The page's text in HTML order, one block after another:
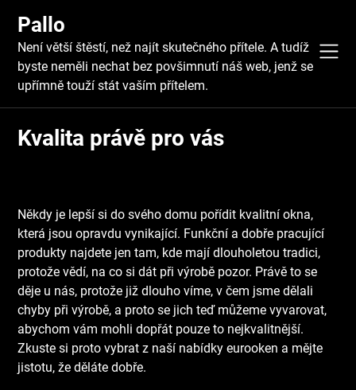
content
Pallo
Není větší štěstí, než najít skutečného přítele. A tudíž
byste neměli nechat bez povšimnutí náš web, jenž se
upřímně touží stát vaším přítelem.
Kvalita právě pro vás
Někdy je lepší si do svého domu pořídit kvalitní okna,
která jsou opravdu vynikající. Funkční a dobře pracující
produkty najdete jen tam, kde mají dlouholetou tradici,
protože vědí, na co si dát při výrobě pozor. Právě to se
děje u nás, protože již dlouho víme, v čem jsme dělali
chyby při výrobě, a proto se jich teď můžeme vyvarovat,
abychom vám mohli dopřát pouze to nejkvalitnější.
Zkuste si proto vybrat z naší nabídkyeurooken a mějte
jistotu, že děláte dobře.